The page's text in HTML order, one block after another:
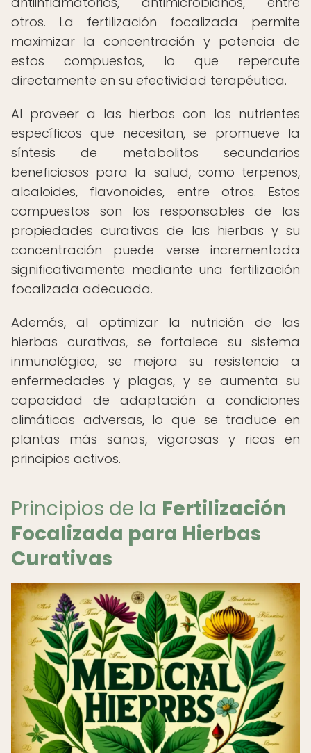
otros. La fertilización focalizada permite
maximizar la concentración y potencia de
estos compuestos, lo que repercute
directamente en su efectividad terapéutica.
Al proveer a las hierbas con los nutrientes
específicos que necesitan, se promueve la
síntesis de metabolitos secundarios
beneficiosos para la salud, como terpenos,
alcaloides, flavonoides, entre otros. Estos
compuestos son los responsables de las
propiedades curativas de las hierbas y su
concentración puede verse incrementada
significativamente mediante una fertilización
focalizada adecuada.
Además, al optimizar la nutrición de las
hierbas curativas, se fortalece su sistema
inmunológico, se mejora su resistencia a
enfermedades y plagas, y se aumenta su
capacidad de adaptación a condiciones
climáticas adversas, lo que se traduce en
plantas más sanas, vigorosas y ricas en
principios activos.
Principios de la Fertilización
Focalizada para Hierbas
Curativas